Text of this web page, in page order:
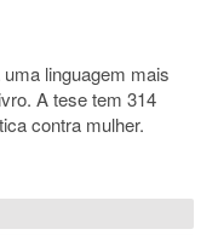
linguagem mais
A tese tem 314
contra mulher.